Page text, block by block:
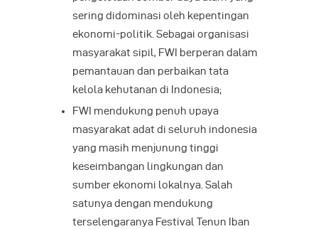
sering didominasi oleh kepentingan
ekonomi-politik. Sebagai organisasi
masyarakat sipil, FWI berperan dalam
pemantauan dan perbaikan tata
kelola kehutanan di Indonesia;
FWI mendukung penuh upaya
masyarakat adat di seluruh indonesia
yang masih menjunung tinggi
keseimbangan lingkungan dan
sumber ekonomi lokalnya. Salah
satunya dengan mendukung
terselengaranya Festival Tenun Iban